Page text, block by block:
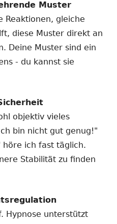
Muster
Reaktionen, gleiche
diese Muster direkt an
Deine Muster sind ein
- du kannst sie
objektiv vieles
bin nicht gut genug!"
ich fast täglich.
Stabilität zu finden
Hypnose unterstützt